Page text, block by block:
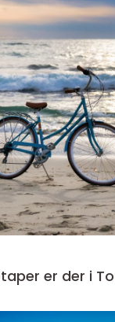
er der i